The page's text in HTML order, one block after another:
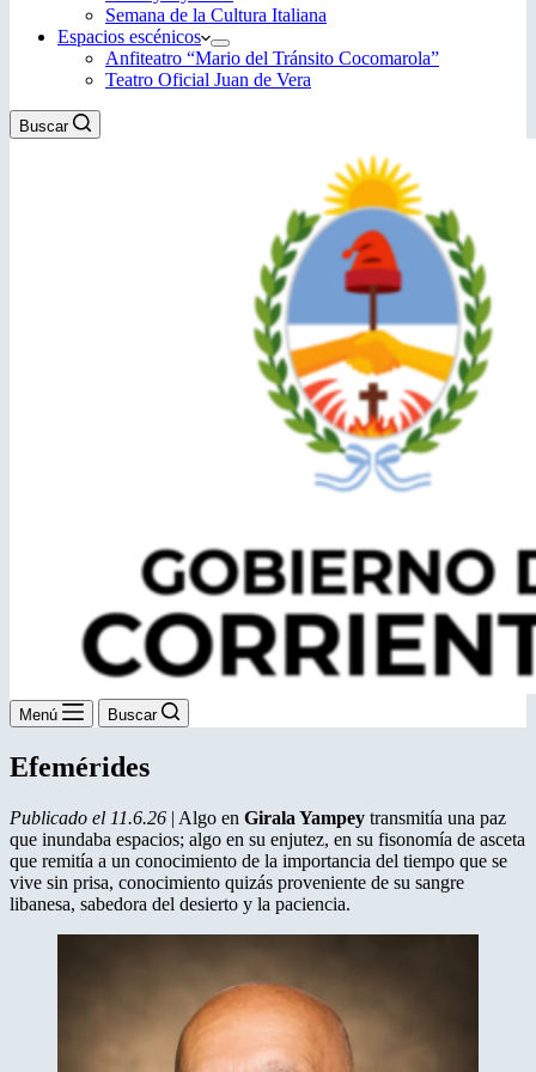
Semana de la Cultura Italiana
Espacios escénicos
Anfiteatro “Mario del Tránsito Cocomarola”
Teatro Oficial Juan de Vera
Buscar
Menú Buscar
Efemérides
Publicado el 11.6.26 | Algo en Girala Yampey transmitía una paz
que inundaba espacios; algo en su enjutez, en su fisonomía de asceta
que remitía a un conocimiento de la importancia del tiempo que se
vive sin prisa, conocimiento quizás proveniente de su sangre
libanesa, sabedora del desierto y la paciencia.